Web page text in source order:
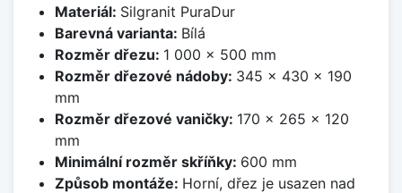
Materiál: Silgranit PuraDur
Barevná varianta: Bílá
Rozměr dřezu: 1 000 x 500 mm
Rozměr dřezové nádoby: 345 x 430 x 190
mm
Rozměr dřezové vaničky: 170 x 265 x 120
mm
Minimální rozměr skříňky: 600 mm
Způsob montáže: Horní, dřez je usazen nad